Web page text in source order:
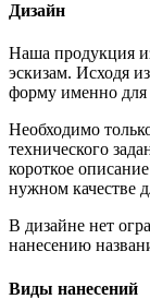
Дизайн
Наша продукция
эскизам. Исходя
форму именно для
Необходимо
технического
короткое
нужном качестве
В дизайне нет
нанесению
Виды нанесений